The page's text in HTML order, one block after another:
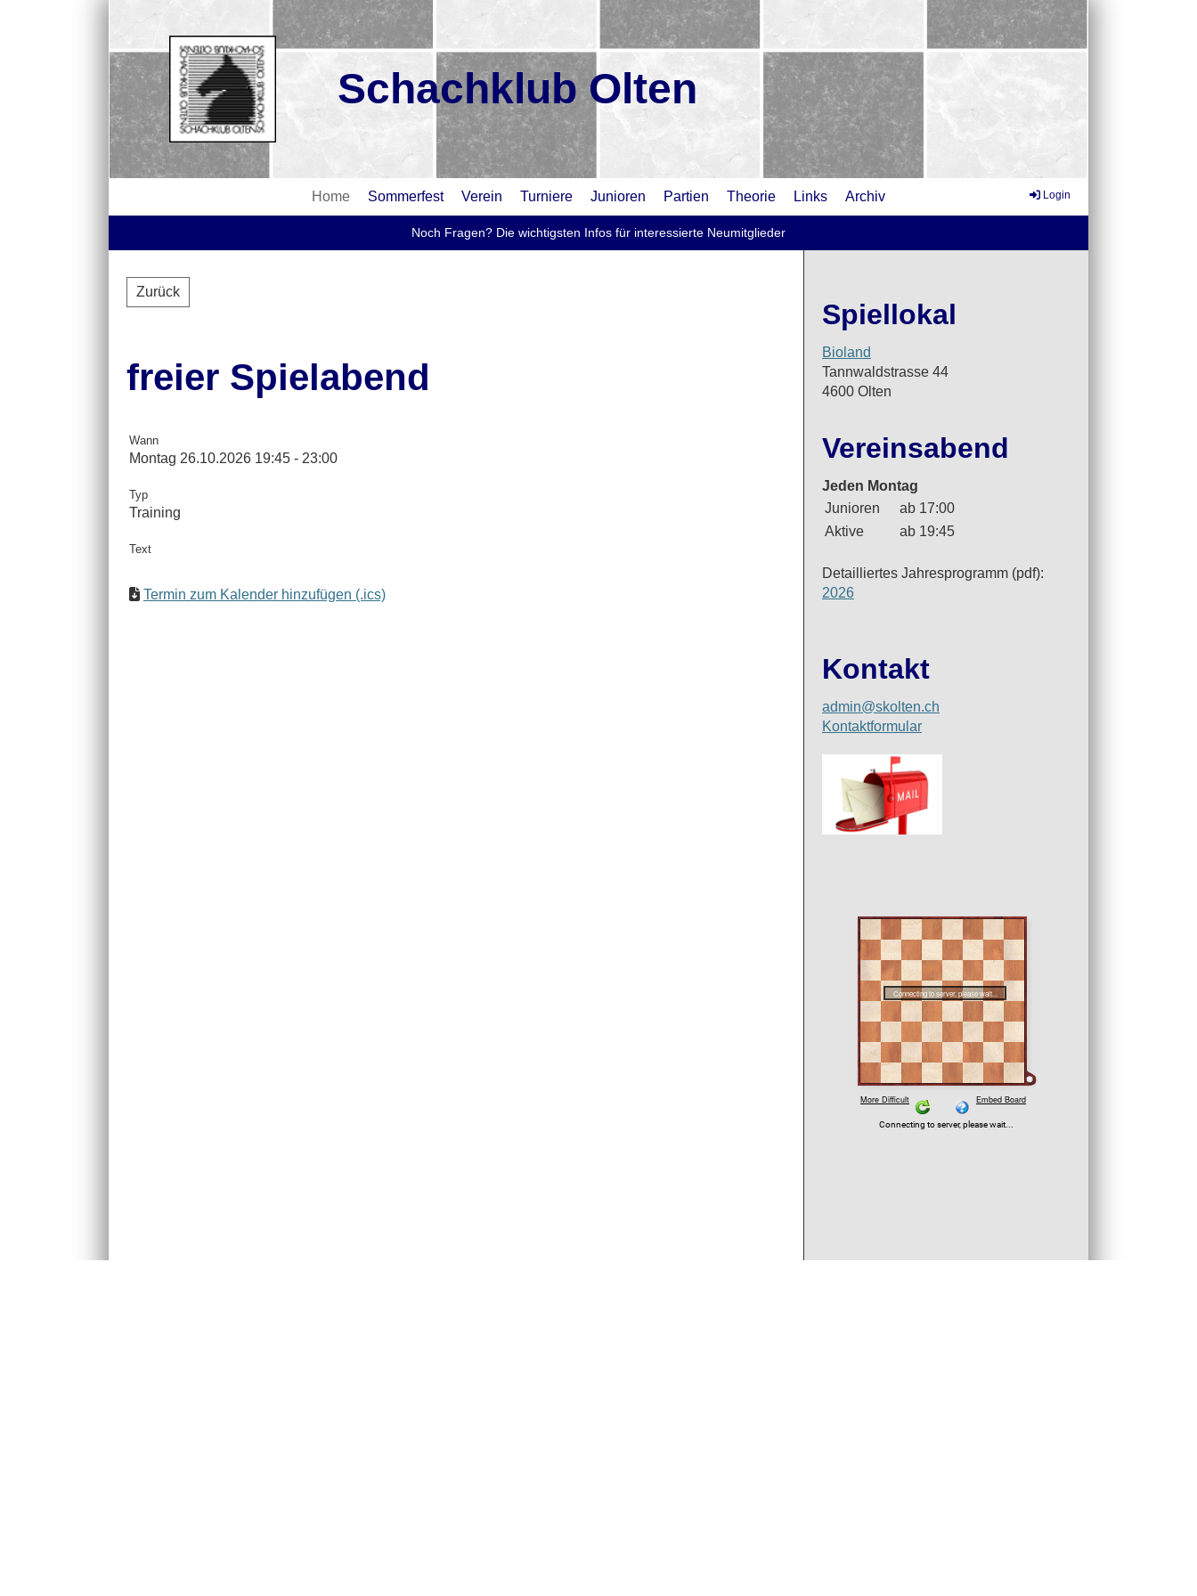
Schachklub Olten
Home Sommerfest Verein Turniere Junioren Partien Theorie Links Archiv Login
Noch Fragen? Die wichtigsten Infos für interessierte Neumitglieder
Zurück
freier Spielabend
Wann
Montag 26.10.2026 19:45 - 23:00
Typ
Training
Text
Termin zum Kalender hinzufügen (.ics)
Spiellokal
Bioland
Tannwaldstrasse 44
4600 Olten
Vereinsabend
Jeden Montag
Junioren
ab 17:00
Aktive
ab 19:45
Detailliertes Jahresprogramm (pdf):
2026
Kontakt
admin@skolten.ch
Kontaktformular